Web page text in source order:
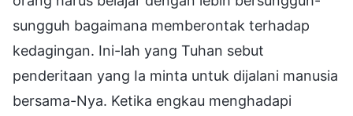
sungguh bagaimana memberontak terhadap
kedagingan. Ini-lah yang Tuhan sebut
penderitaan yang Ia minta untuk dijalani manusia
bersama-Nya. Ketika engkau menghadapi